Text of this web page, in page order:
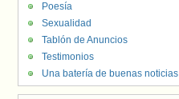
Poesía
Sexualidad
Tablón de Anuncios
Testimonios
Una batería de buenas noticias